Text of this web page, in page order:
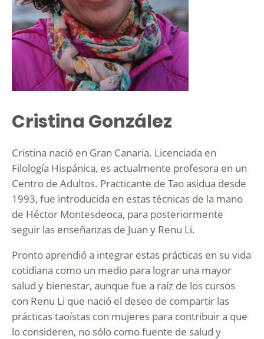
Cristina González
Cristina nació en Gran Canaria. Licenciada en
Filología Hispánica, es actualmente profesora en un
Centro de Adultos. Practicante de Tao asidua desde
1993, fue introducida en estas técnicas de la mano
de Héctor Montesdeoca, para posteriormente
seguir las enseñanzas de Juan y Renu Li.
Pronto aprendió a integrar estas prácticas en su vida
cotidiana como un medio para lograr una mayor
salud y bienestar, aunque fue a raíz de los cursos
con Renu Li que nació el deseo de compartir las
prácticas taoístas con mujeres para contribuir a que
lo consideren, no sólo como fuente de salud y